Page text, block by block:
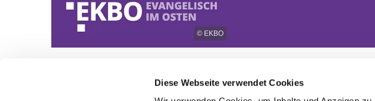
Diese Webseite verwendet Cookies
© EKBO